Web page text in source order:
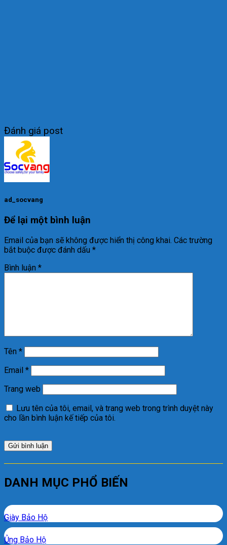
Đánh giá post
ad_socvang
Để lại một bình luận
Email của bạn sẽ không được hiển thị công khai. Các trường
bắt buộc được đánh dấu *
Bình luận *
Tên *
Email *
Trang web
Lưu tên của tôi, email, và trang web trong trình duyệt này
cho lần bình luận kế tiếp của tôi.
DANH MỤC PHỔ BIẾN
Giày Bảo Hộ
Ủng Bảo Hộ